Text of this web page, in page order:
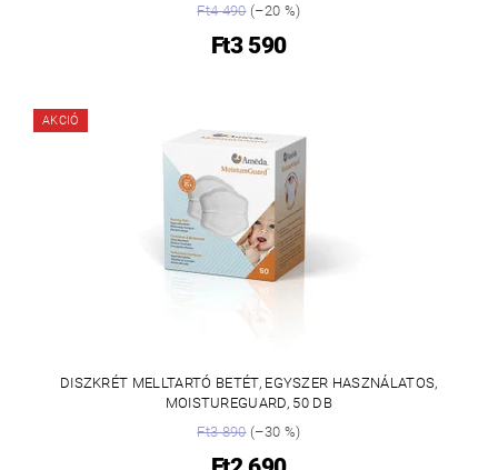
Ft4 490(–20 %)
Ft3 590
AKCIÓ
DISZKRÉT MELLTARTÓ BETÉT, EGYSZER HASZNÁLATOS,
MOISTUREGUARD, 50 DB
Ft3 890(–30 %)